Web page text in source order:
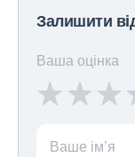
Залишити
Ваша оцінка
Ваше ім’я